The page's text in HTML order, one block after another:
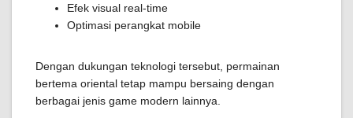
Efek visual real-time
Optimasi perangkat mobile
Dengan dukungan teknologi tersebut, permainan
bertema oriental tetap mampu bersaing dengan
berbagai jenis game modern lainnya.